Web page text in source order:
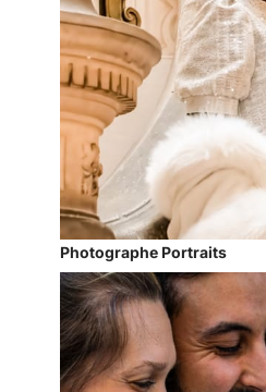
Photographe Portraits